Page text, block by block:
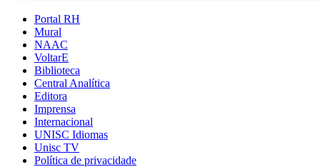
Portal RH
Mural
NAAC
VoltarE
Biblioteca
Central Analítica
Editora
Imprensa
Internacional
UNISC Idiomas
Unisc TV
Política de privacidade